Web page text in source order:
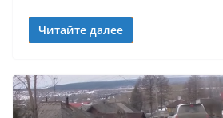
Читайте далее